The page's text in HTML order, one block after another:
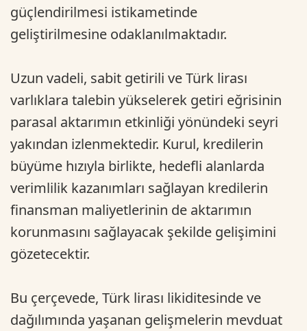
güçlendirilmesi istikametinde
geliştirilmesine odaklanılmaktadır.
Uzun vadeli, sabit getirili ve Türk lirası
varlıklara talebin yükselerek getiri eğrisinin
parasal aktarımın etkinliği yönündeki seyri
yakından izlenmektedir. Kurul, kredilerin
büyüme hızıyla birlikte, hedefli alanlarda
verimlilik kazanımları sağlayan kredilerin
finansman maliyetlerinin de aktarımın
korunmasını sağlayacak şekilde gelişimini
gözetecektir.
Bu çerçevede, Türk lirası likiditesinde ve
dağılımında yaşanan gelişmelerin mevduat